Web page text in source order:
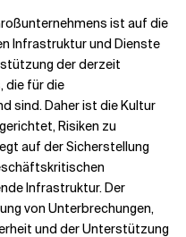
ist auf die
Infrastruktur und Dienste
der derzeit
die für die
sind. Daher ist die Kultur
Risiken zu
auf der Sicherstellung
Infrastruktur. Der
von Unterbrechungen,
und der Unterstützung